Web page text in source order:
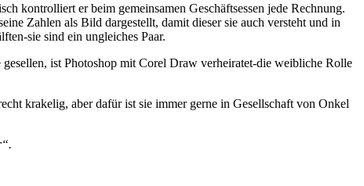
kontrolliert er beim gemeinsamen Geschäftsessen jede Rechnung.
Zahlen als Bild dargestellt, damit dieser sie auch versteht und in
sie sind ein ungleiches Paar.
ist Photoshop mit Corel Draw verheiratet-die weibliche Rolle
krakelig, aber dafür ist sie immer gerne in Gesellschaft von Onkel